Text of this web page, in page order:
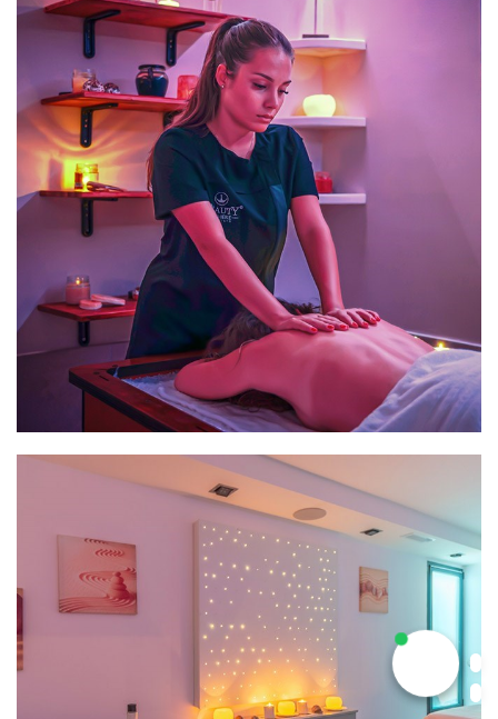
👋 Brauchen Sie Hilfe? Schreiben Sie uns
hier!